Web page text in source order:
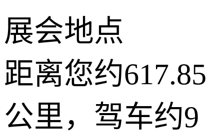
展会地点
距离您约617.85
公里，驾车约9